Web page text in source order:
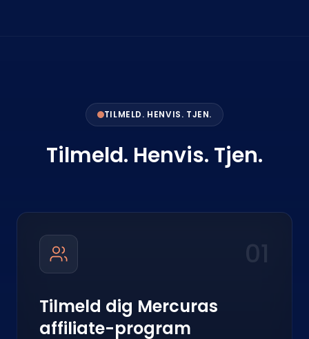
TILMELD. HENVIS. TJEN.
Tilmeld. Henvis. Tjen.
01
Tilmeld dig Mercuras
affiliate-program